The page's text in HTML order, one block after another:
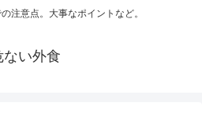
注意点。大事なポイントなど。
ない外食